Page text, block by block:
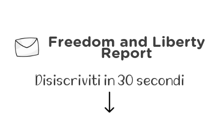
Freedom and Liberty
Report
Disiscriviti in 30 secondi